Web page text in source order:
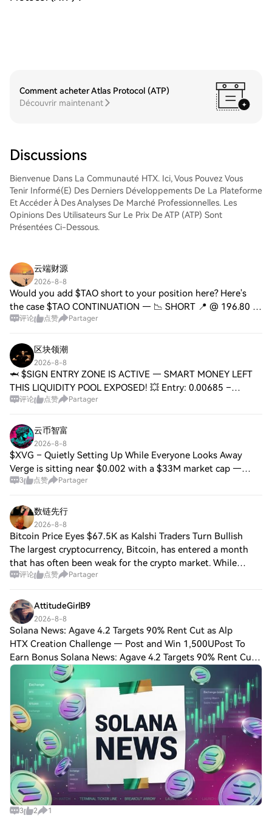
compétitifs aux traders.Étape 3 : stockage
tradez des ATP (Atlas Protocol)
(ATP)Tradez facilement ATP (Atlas
vos trades et de les suivre en temps réel.
Nous offrons une expérience conviviale aux
débutants comme aux traders chevronnés.
Comment acheter Atlas Protocol (ATP)
Découvrir maintenant
Discussions
Bienvenue Dans La Communauté HTX. Ici, Vous Pouvez Vous
Tenir Informé(e) Des Derniers Développements De La Plateforme
Et Accéder À Des Analyses De Marché Professionnelles. Les
Opinions Des Utilisateurs Sur Le Prix De ATP (ATP) Sont
Présentées Ci-Dessous.
云端财源
2026-8-8
Would you add $TAO short to your position here? Here's
the case $TAO CONTINUATION — 📉 SHORT 📍 @ 196.80 |
Volume: $48.27M RSI 60 | EMA20: $195.21 📉 Trade Plan: 📉
评论 点赞 Partager
区块领潮
2026-8-8
🦈 $SIGN ENTRY ZONE IS ACTIVE — SMART MONEY LEFT
THIS LIQUIDITY POOL EXPOSED! 💥 Entry: 0.00685 –
0.00692 ⚡ Target: 0.00710 🚀 Target: 0.00735 🎯 Target:
评论 点赞 Partager
云币智富
2026-8-8
$XVG – Quietly Setting Up While Everyone Looks Away
Verge is sitting near $0.002 with a $33M market cap —
down 99% from its ATH. Most people have written it off.
3 点赞 Partager
数链先行
2026-8-8
Bitcoin Price Eyes $67.5K as Kalshi Traders Turn Bullish
The largest cryptocurrency, Bitcoin, has entered a month
that has often been weak for the crypto market. While
prediction market Kalshi shows traders expect Bitcoin to
评论 点赞 Partager
AttitudeGirlB9
2026-8-8
Solana News: Agave 4.2 Targets 90% Rent Cut as Alp
HTX Creation Challenge — Post and Win 1,500UPost To
Earn Bonus Solana News: Agave 4.2 Targets 90% Rent Cut
as AlphaPepe's $1 Roadmap Debate Builds Around Working
UtilitySolana news is buzzing over Aga
3 2 1